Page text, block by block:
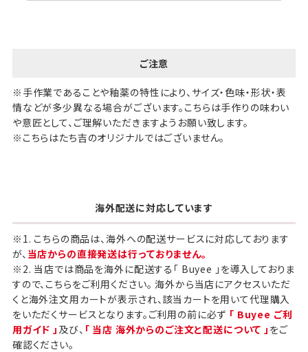
ご注意
※手作業であることや釉薬の特性により、サイズ・色味・形状・表
情などが多少異なる場合がございます。こちらは手作りの味わい
や意匠として、ご理解いただきますようお願い致します。
※こちらはたち吉のオリジナルではございません。
海外配送に対応しています
※1. こちらの商品は、海外への配送サービスに対応しております
が、 当店からの直接発送は行っておりません。
※2. 当店では商品を海外に配送する「 Buyee 」を導入しておりま
すので、こちらをご利用ください。 海外から当店にアクセスいただ
くと海外注文用カートが表示され、該当カートを用いて代理購入
をいただくサービスとなります。ご利用の前に必ず 「 Buyee ご利
用ガイド 」 及び、 「 当店 海外からのご注文と配送について 」 をご
確認ください。